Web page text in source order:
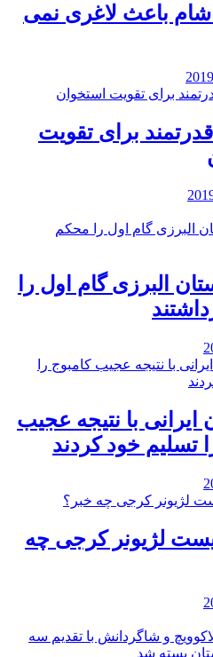
باعث لاغری نمی
قدرتمند برای تقویت
البرزی گام اول را
ایرانی با نتیجه عجیب
تسلیم خود کردند
لژیونر کرجی چه